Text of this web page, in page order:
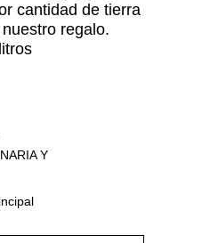
cantidad de tierra
regalo.
Y